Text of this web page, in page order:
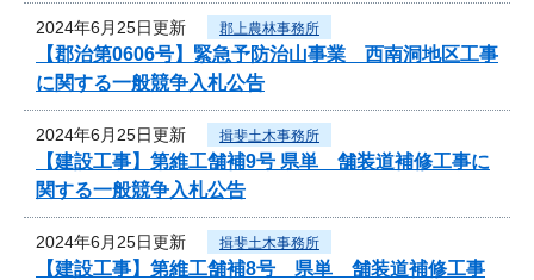
2024年6月25日更新 郡上農林事務所
【郡治第0606号】緊急予防治山事業 西南洞地区工事
に関する一般競争入札公告
2024年6月25日更新 揖斐土木事務所
【建設工事】第維工舗補9号 県単 舗装道補修工事に
関する一般競争入札公告
2024年6月25日更新 揖斐土木事務所
【建設工事】第維工舗補8号 県単 舗装道補修工事